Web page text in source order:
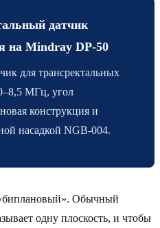
датчик
на Mindray DP-50
для трансректальных
МГц, угол
конструкция и
насадкой NGB-004.
Обычный
одну плоскость, и чтобы